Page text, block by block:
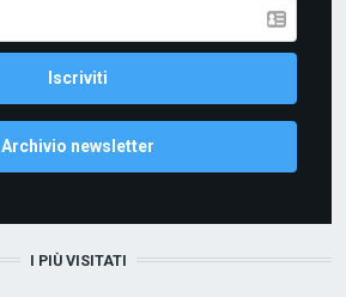
Archivio newsletter
I PIÙ VISITATI